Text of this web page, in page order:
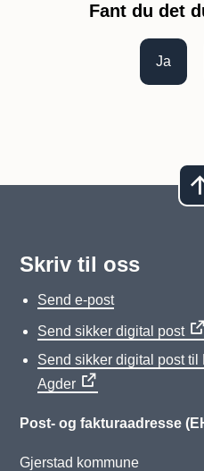
Fant du det
Ja
Skriv til oss
Send e-post
Send sikker digital post
Send sikker digital post
Agder
Post- og fakturaadresse
Gjerstad kommune